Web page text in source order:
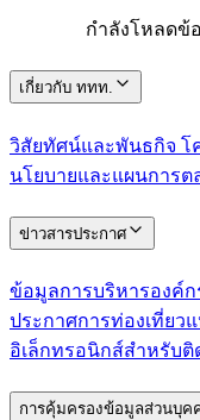
กำลังโหลดข้
เกี่ยวกับ ททท.
วิสัยทัศน์และพันธกิจ โ
นโยบายและแผนการต
ข่าวสารประกาศ
ข้อมูลการบริหารองค์ก
ประกาศการท่องเที่ยวแ
อิเล็กทรอนิกส์สำหรับติ
การคุ้มครองข้อมูลส่วนบุค